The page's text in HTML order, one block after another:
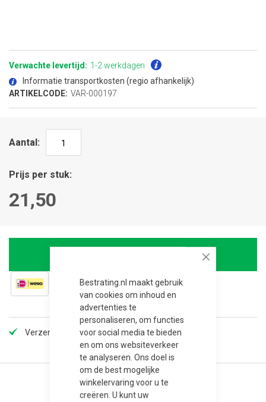
Bestrating.nl maakt gebruik
van cookies om inhoud en
advertenties te
personaliseren, om functies
voor social media te bieden
en om ons websiteverkeer
te analyseren. Ons doel is
om de best mogelijke
winkelervaring voor u te
creëren. U kunt uw
naar
begin
de
afbeeldingen-
Verwachte levertijd: 1-2 werkdagen
Informatie transportkosten (regio afhankelijk)
ARTIKELCODE: VAR-000197
Aantal
Prijs per stuk
21,50
Verzendkosten slechts €5,99, gratis vanaf 100,-!